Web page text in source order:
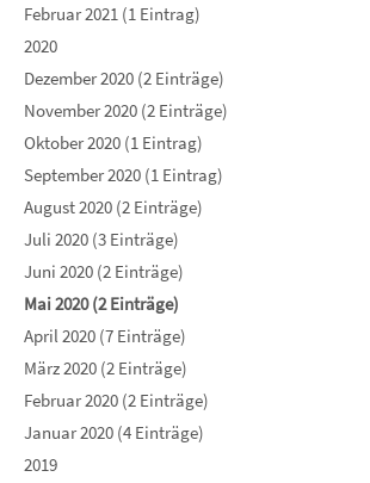
Februar 2021 (1 Eintrag)
2020
Dezember 2020 (2 Einträge)
November 2020 (2 Einträge)
Oktober 2020 (1 Eintrag)
September 2020 (1 Eintrag)
August 2020 (2 Einträge)
Juli 2020 (3 Einträge)
Juni 2020 (2 Einträge)
Mai 2020 (2 Einträge)
April 2020 (7 Einträge)
März 2020 (2 Einträge)
Februar 2020 (2 Einträge)
Januar 2020 (4 Einträge)
2019